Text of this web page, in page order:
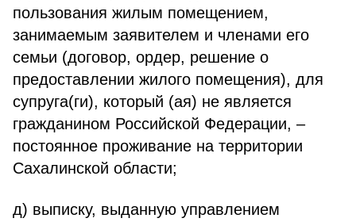
пользования жилым помещением,
занимаемым заявителем и членами его
семьи (договор, ордер, решение о
предоставлении жилого помещения), для
супруга(ги), который (ая) не является
гражданином Российской Федерации, –
постоянное проживание на территории
Сахалинской области;
д) выписку, выданную управлением